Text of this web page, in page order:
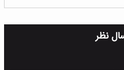
نظر